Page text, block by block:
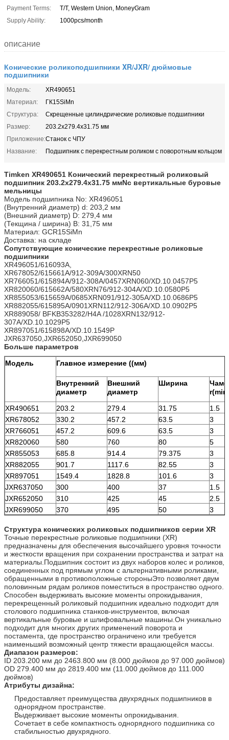
Payment Terms:
T/T, Western Union, MoneyGram
Supply Ability:
1000pcs/month
описание
Конические роликоподшипники XR/JXR/ дюймовые
подшипники
Модель:
XR490651
Материал:
ГК15SiMn
Структура:
Скрещенные цилиндрические роликовые подшипники
Размер:
203.2x279.4x31.75 мм
Приложение:Станок с ЧПУ
Название:
Подшипник с перекрестным роликом с поворотным кольцом
Timken XR490651 Конический перекрестный роликовый
подшипник 203.2x279.4x31.75 ммNc вертикальные буровые
мельницы
Модель подшипника No: XR496051
(Внутренний диаметр) d: 203,2 мм
(Внешний диаметр) D: 279,4 мм
(Текщина / ширина) B: 31,75 мм
Материал: GCR15SiMn
Доставка: на складе
Сопутствующие конические перекрестные роликовые
подшипники
XR496051/616093A,
XR678052/615661A/912-309A/300XRN50
XR766051/615894A/912-308A/0457XRN060/XD.10.0457P5
XR820060/615662A/580XRN76/912-304A/XD.10.0580P5
XR855053/615659A/0685XRN091/912-305A/XD.10.0686P5
XR882055/615895A/0901XRN112/912-306A/XD.10.0902P5
XR889058/ BFKB353282/H4A /1028XRN132/912-
307A/XD.10.1029P5
XR897051/615898A/XD.10.1549P
JXR637050,JXR652050,JXR699050
Больше параметров
Модель
Главное измерение ((мм)
Внутренний
диаметр
Внешний
диаметр
Ширина
XR490651
203.2 279.4 31.75
1.5
XR678052
330.2 457.2 63.5
3
XR766051
457.2 609.6 63.5
3
XR820060
580 760 80
5
XR855053
685.8 914.4 79.375
3
XR882055
901.7 1117.6 82.55
3
XR897051
1549.4 1828.8 101.6
3
JXR637050
300 400 37
1.5
JXR652050
310 425 45
2.5
JXR699050
370 495 50 3
Структура конических роликовых подшипников серии XR
Точные перекрестные роликовые подшипники (XR)
предназначены для обеспечения высочайшего уровня точности
и жесткости вращения при сохранении пространства и затрат на
материалы.Подшипник состоит из двух наборов колес и роликов,
соединенных под прямым углом с альтернативными роликами,
обращенными в противоположные стороныЭто позволяет двум
половинным рядам роликов поместиться в пространство одного.
Способен выдерживать высокие моменты опрокидывания,
перекрещенный роликовый подшипник идеально подходит для
столового подшипника станков-инструментов, включая
вертикальные буровые и шлифовальные машины.Он уникально
подходит для многих других применений поворота и
постамента, где пространство ограничено или требуется
наименьший возможный центр тяжести вращающейся массы.
Диапазон размеров:
ID 203.200 мм до 2463.800 мм (8.000 дюймов до 97.000 дюймов)
OD 279.400 мм до 2819.400 мм (11.000 дюймов до 111.000
дюймов)
Атрибуты дизайна:
Предоставляет преимущества двухрядных подшипников в
однорядном пространстве.
Выдерживает высокие моменты опрокидывания.
Сочетает в себе компактность однорядного подшипника со
стабильностью двухрядного.